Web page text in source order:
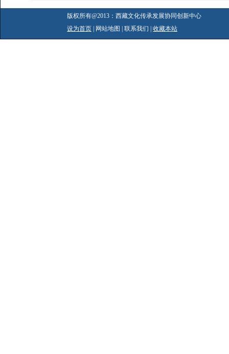
版权所有@2013：西藏文化传承发展协同
设为首页 | 网站地图 | 联系我们 | 收藏本站